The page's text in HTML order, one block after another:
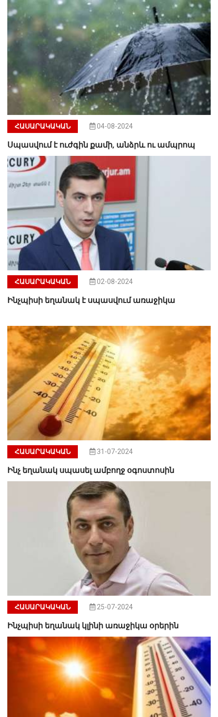
ՀԱՍԱՐԱԿԱԿԱՆ 04-08-2024
Սպասվում է ուժգին քամի, անձրև ու ամպրոպ
ՀԱՍԱՐԱԿԱԿԱՆ 02-08-2024
Ինչպիսի եղանակ է սպասվում առաջիկա
ՀԱՍԱՐԱԿԱԿԱՆ 31-07-2024
Ինչ եղանակ սպասել ամբողջ օգոստոսին
ՀԱՍԱՐԱԿԱԿԱՆ 25-07-2024
Ինչպիսի եղանակ կլինի առաջիկա օրերին